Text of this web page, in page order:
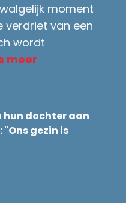
moment
verdriet van een
wordt
meer
hun dochter aan
gezin is